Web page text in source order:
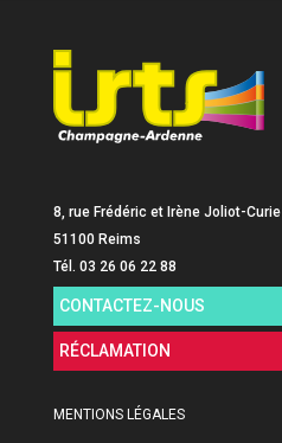
8, rue Frédéric et Irène Joliot-Curie
51100 Reims
Tél. 03 26 06 22 88
CONTACTEZ-NOUS
RÉCLAMATION
MENTIONS LÉGALES